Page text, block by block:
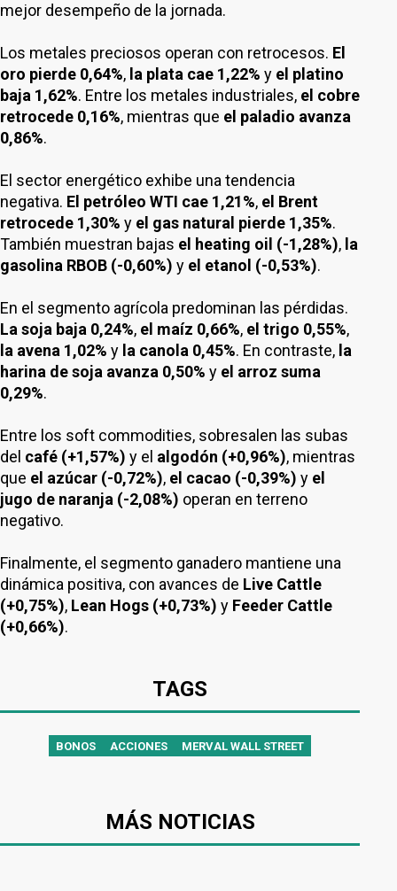
mejor desempeño de la jornada.
Los metales preciosos operan con retrocesos. El
oro pierde 0,64%, la plata cae 1,22% y el platino
baja 1,62%. Entre los metales industriales, el cobre
retrocede 0,16%, mientras que el paladio avanza
0,86%.
El sector energético exhibe una tendencia
negativa. El petróleo WTI cae 1,21%, el Brent
retrocede 1,30% y el gas natural pierde 1,35%.
También muestran bajas el heating oil (-1,28%), la
gasolina RBOB (-0,60%) y el etanol (-0,53%).
En el segmento agrícola predominan las pérdidas.
La soja baja 0,24%, el maíz 0,66%, el trigo 0,55%,
la avena 1,02% y la canola 0,45%. En contraste, la
harina de soja avanza 0,50% y el arroz suma
0,29%.
Entre los soft commodities, sobresalen las subas
del café (+1,57%) y el algodón (+0,96%), mientras
que el azúcar (-0,72%), el cacao (-0,39%) y el
jugo de naranja (-2,08%) operan en terreno
negativo.
Finalmente, el segmento ganadero mantiene una
dinámica positiva, con avances de Live Cattle
(+0,75%), Lean Hogs (+0,73%) y Feeder Cattle
(+0,66%).
TAGS
BONOS ACCIONES MERVAL WALL STREET
MÁS NOTICIAS